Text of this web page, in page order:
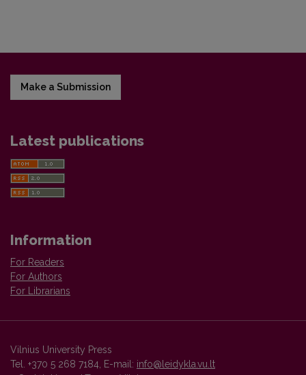
Make a Submission
Latest publications
Information
For Readers
For Authors
For Librarians
Vilnius University Press
Tel. +370 5 268 7184, E-mail: info@leidykla.vu.lt